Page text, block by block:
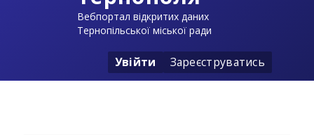
Вебпортал відкритих даних
Тернопільської міської ради
Увійти Зареєструватись